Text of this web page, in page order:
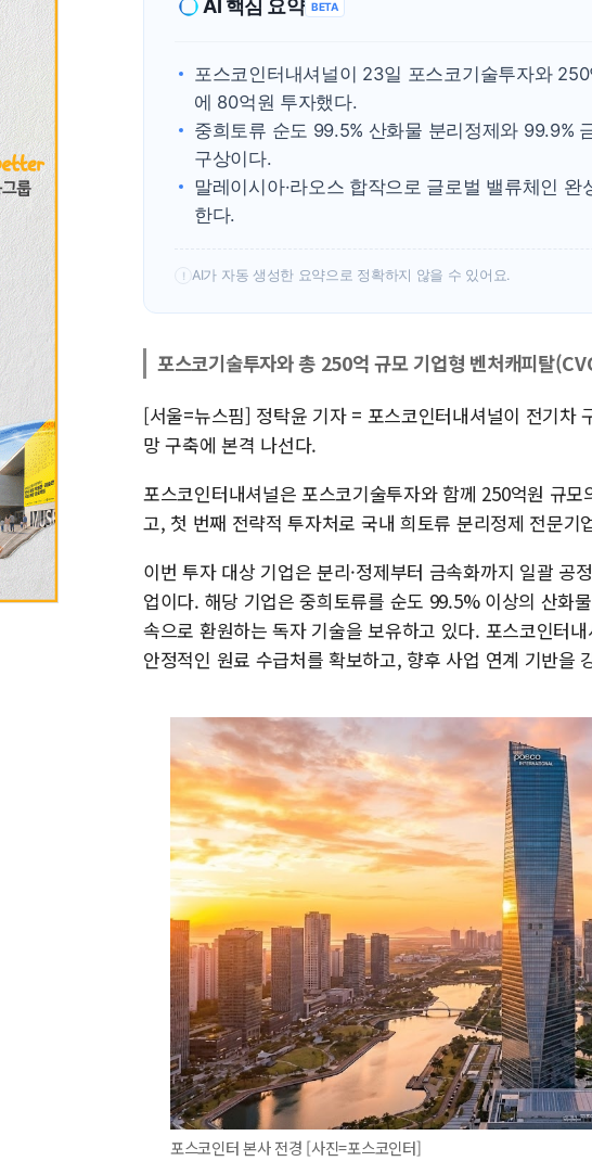
AI 핵심 요약 BETA
포스코인터내셔널이 23일 포스코기술투자와
에 80억원 투자했다.
중희토류 순도 99.5% 산화물 분리정제와 99.9%
구상이다.
말레이시아·라오스 합작으로 글로벌 밸류체인
한다.
! AI가 자동 생성한 요약으로 정확하지 않을 수 있어요.
포스코기술투자와 총 250억 규모 기업형 벤처캐피탈
[서울=뉴스핌] 정탁윤 기자 = 포스코인터내셔널이 전기차
망 구축에 본격 나선다.
포스코인터내셔널은 포스코기술투자와 함께 250억원 규
고, 첫 번째 전략적 투자처로 국내 희토류 분리정제 전문기
이번 투자 대상 기업은 분리·정제부터 금속화까지 일괄 공
업이다. 해당 기업은 중희토류를 순도 99.5% 이상의 산화
속으로 환원하는 독자 기술을 보유하고 있다. 포스코인터
안정적인 원료 수급처를 확보하고, 향후 사업 연계 기반을
포스코인터 본사 전경 [사진=포스코인터]